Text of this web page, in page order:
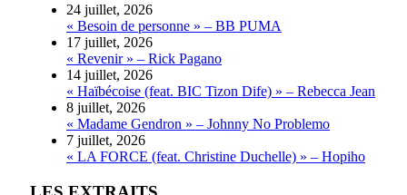
24 juillet, 2026
« Besoin de personne » – BB PUMA
17 juillet, 2026
« Revenir » – Rick Pagano
14 juillet, 2026
« Haïbécoise (feat. BIC Tizon Dife) » – Rebecca Jean
8 juillet, 2026
« Madame Gendron » – Johnny No Problemo
7 juillet, 2026
« LA FORCE (feat. Christine Duchelle) » – Hopiho